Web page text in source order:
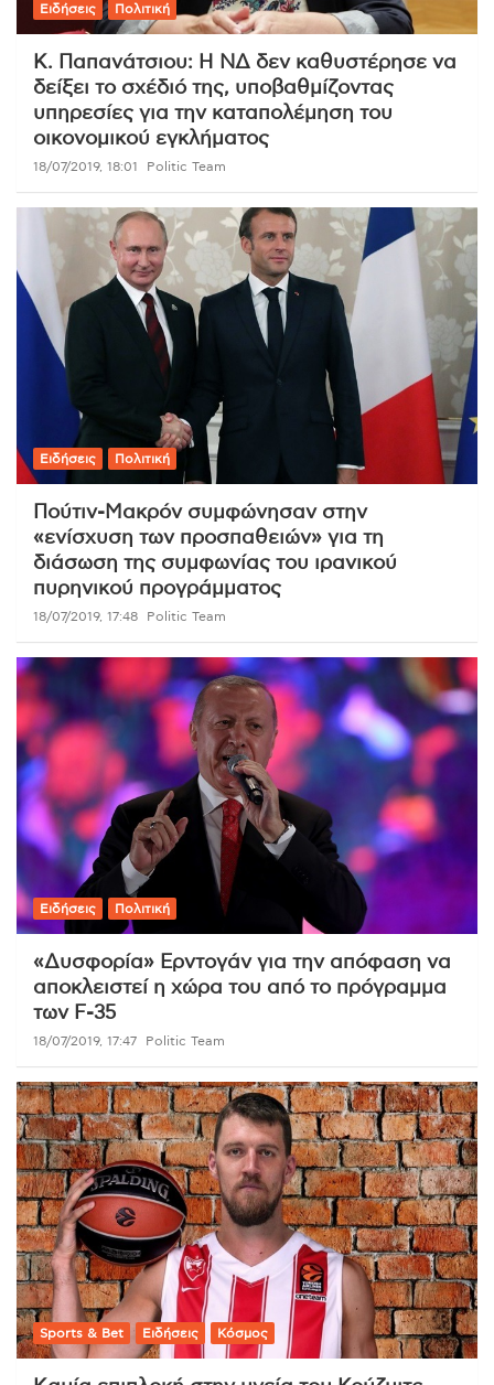
Ειδήσεις Πολιτική
Κ. Παπανάτσιου: Η ΝΔ δεν καθυστέρησε να
δείξει το σχέδιό της, υποβαθμίζοντας
υπηρεσίες για την καταπολέμηση του
οικονομικού εγκλήματος
18/07/2019, 18:01 Politic Team
Ειδήσεις Πολιτική
Πούτιν-Μακρόν συμφώνησαν στην
«ενίσχυση των προσπαθειών» για τη
διάσωση της συμφωνίας του ιρανικού
πυρηνικού προγράμματος
18/07/2019, 17:48 Politic Team
Ειδήσεις Πολιτική
«Δυσφορία» Ερντογάν για την απόφαση να
αποκλειστεί η χώρα του από το πρόγραμμα
των F-35
18/07/2019, 17:47 Politic Team
Sports & Bet Ειδήσεις Κόσμος